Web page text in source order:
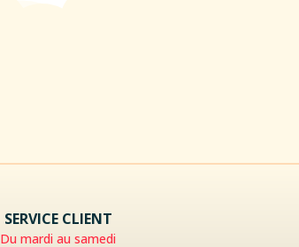
SERVICE CLIENT
Du mardi au samedi